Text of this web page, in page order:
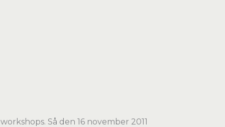
Så den 16 november 2011